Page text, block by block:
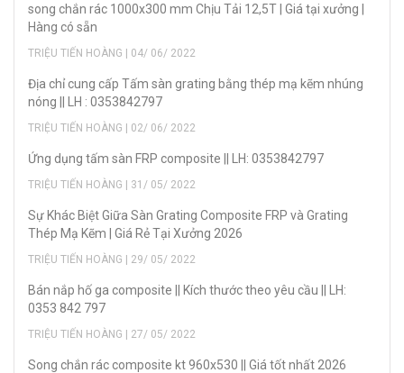
song chắn rác 1000x300 mm Chịu Tải 12,5T | Giá tại xưởng |
Hàng có sẵn
TRIỆU TIẾN HOÀNG | 04/ 06/ 2022
Địa chỉ cung cấp Tấm sàn grating bằng thép mạ kẽm nhúng
nóng || LH : 0353842797
TRIỆU TIẾN HOÀNG | 02/ 06/ 2022
Ứng dụng tấm sàn FRP composite || LH: 0353842797
TRIỆU TIẾN HOÀNG | 31/ 05/ 2022
Sự Khác Biệt Giữa Sàn Grating Composite FRP và Grating
Thép Mạ Kẽm | Giá Rẻ Tại Xưởng 2026
TRIỆU TIẾN HOÀNG | 29/ 05/ 2022
Bán nắp hố ga composite || Kích thước theo yêu cầu || LH:
0353 842 797
TRIỆU TIẾN HOÀNG | 27/ 05/ 2022
Song chắn rác composite kt 960x530 || Giá tốt nhất 2026